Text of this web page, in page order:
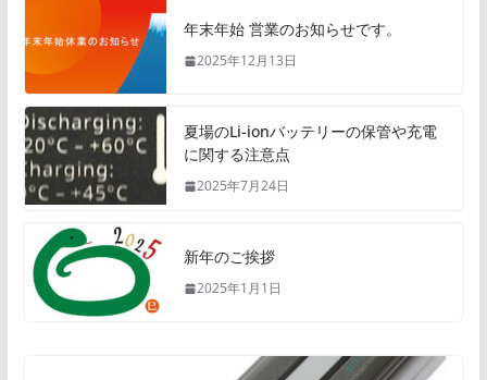
年末年始 営業のお知らせです。
2025年12月13日
夏場のLi-ionバッテリーの保管や充電
に関する注意点
2025年7月24日
新年のご挨拶
2025年1月1日